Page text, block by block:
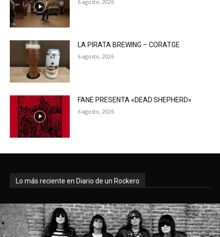
6 agosto, 2026
LA PIRATA BREWING – CORATGE
6 agosto, 2026
FANE PRESENTA «DEAD SHEPHERD»
6 agosto, 2026
Lo más reciente en Diario de un Rockero